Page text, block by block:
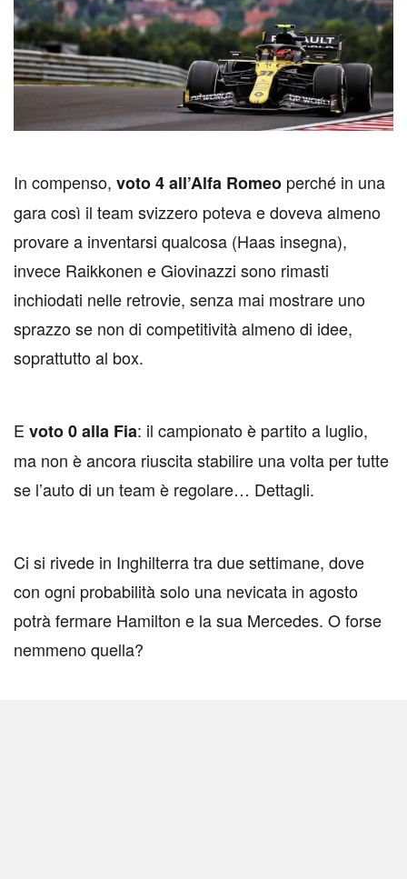
In compenso, voto 4 all’Alfa Romeo perché in una
gara così il team svizzero poteva e doveva almeno
provare a inventarsi qualcosa (Haas insegna),
invece Raikkonen e Giovinazzi sono rimasti
inchiodati nelle retrovie, senza mai mostrare uno
sprazzo se non di competitività almeno di idee,
soprattutto al box.
E voto 0 alla Fia: il campionato è partito a luglio,
ma non è ancora riuscita stabilire una volta per tutte
se l’auto di un team è regolare… Dettagli.
Ci si rivede in Inghilterra tra due settimane, dove
con ogni probabilità solo una nevicata in agosto
potrà fermare Hamilton e la sua Mercedes. O forse
nemmeno quella?